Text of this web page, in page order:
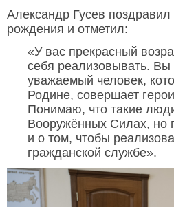
Александр Гусев поздравил
рождения и отметил:
«У вас прекрасный
себя реализовывать.
уважаемый человек,
Родине, совершает
Понимаю, что такие
Вооружённых Силах, но
и о том, чтобы
гражданской службе».